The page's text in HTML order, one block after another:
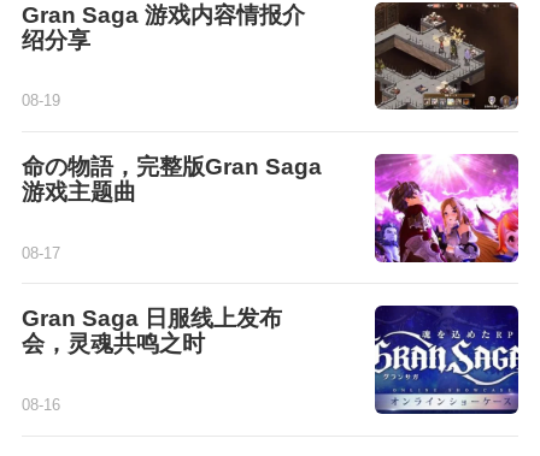
Gran Saga 游戏内容情报介
绍分享
08-19
命の物語，完整版Gran Saga
游戏主题曲
08-17
Gran Saga 日服线上发布
会，灵魂共鸣之时
08-16